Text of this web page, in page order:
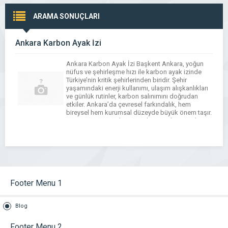
ARAMA SONUÇLARI
Ankara Karbon Ayak İzi
Ankara Karbon Ayak İzi Başkent Ankara, yoğun
nüfus ve şehirleşme hızı ile karbon ayak izinde
Türkiye’nin kritik şehirlerinden biridir. Şehir
yaşamındaki enerji kullanımı, ulaşım alışkanlıkları
ve günlük rutinler, karbon salınımını doğrudan
etkiler. Ankara’da çevresel farkındalık, hem
bireysel hem kurumsal düzeyde büyük önem taşır.
Sanayi ve Enerji Tüketimi Ankara Karbon Ayak
Footer Menu 1
Blog